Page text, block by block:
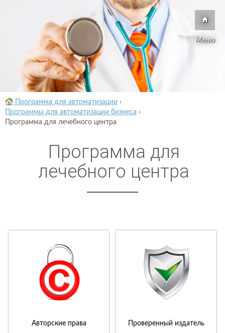
Меню
Программа для автоматизации ›
Программы для автоматизации бизнеса ›
Программа для лечебного центра
Программа для
лечебного центра
Авторские права Проверенный издатель